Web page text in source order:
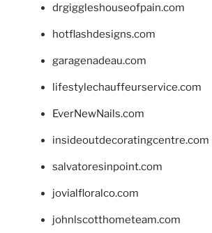
drgiggleshouseofpain.com
hotflashdesigns.com
garagenadeau.com
lifestylechauffeurservice.com
EverNewNails.com
insideoutdecoratingcentre.com
salvatoresinpoint.com
jovialfloralco.com
johnlscotthometeam.com